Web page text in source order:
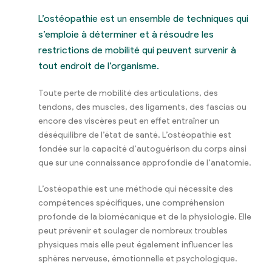
L’ostéopathie est un ensemble de techniques qui
s’emploie à déterminer et à résoudre les
restrictions de mobilité qui peuvent survenir à
tout endroit de l’organisme.
Toute perte de mobilité des articulations, des
tendons, des muscles, des ligaments, des fascias ou
encore des viscères peut en effet entraîner un
déséquilibre de l’état de santé. L’ostéopathie est
fondée sur la capacité d’autoguérison du corps ainsi
que sur une connaissance approfondie de l’anatomie.
L’ostéopathie est une méthode qui nécessite des
compétences spécifiques, une compréhension
profonde de la biomécanique et de la physiologie. Elle
peut prévenir et soulager de nombreux troubles
physiques mais elle peut également influencer les
sphères nerveuse, émotionnelle et psychologique.